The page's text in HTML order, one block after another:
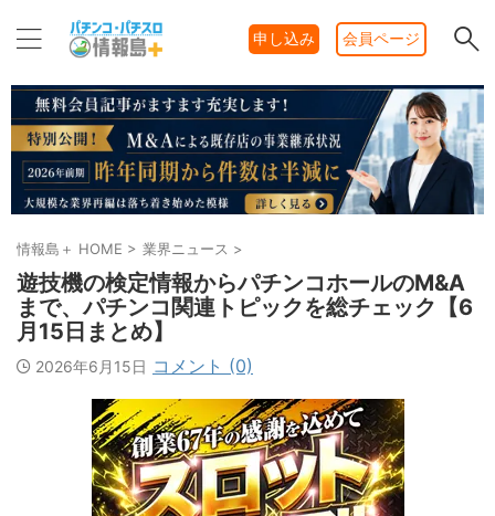
申し込み 会員ページ
情報島＋ HOME > 業界ニュース >
遊技機の検定情報からパチンコホールのM&A
まで、パチンコ関連トピックを総チェック【6
月15日まとめ】
2026年6月15日 コメント (0)